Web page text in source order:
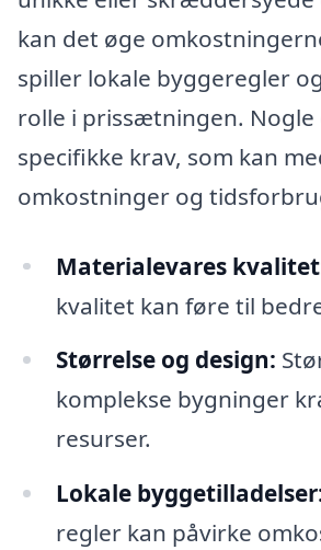
kan det øge
spiller lokale byggeregler
rolle i prissætningen.
specifikke krav, som kan
omkostninger og
Materialevares
kvalitet kan føre til
Størrelse og design:
komplekse bygninger
resurser.
Lokale
regler kan påvirke